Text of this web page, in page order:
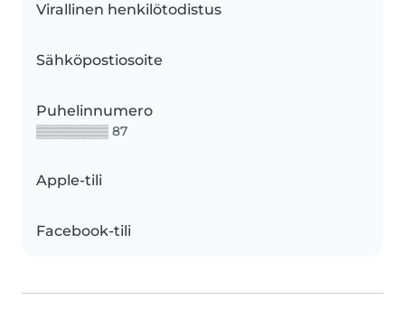
Virallinen henkilötodistus
Sähköpostiosoite
Puhelinnumero
▒▒▒▒▒▒▒▒ 87
Apple-tili
Facebook-tili